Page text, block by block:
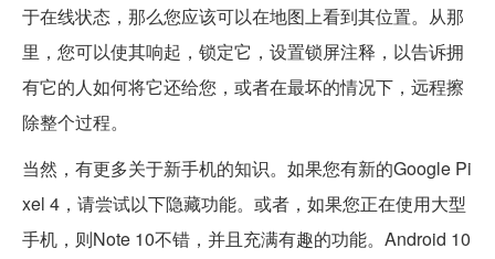
于在线状态，那么您应该可以在地图上看到其位置。从那
里，您可以使其响起，锁定它，设置锁屏注释，以告诉拥
有它的人如何将它还给您，或者在最坏的情况下，远程擦
除整个过程。
当然，有更多关于新手机的知识。如果您有新的Google Pi
xel 4，请尝试以下隐藏功能。或者，如果您正在使用大型
手机，则Note 10不错，并且充满有趣的功能。Android 10